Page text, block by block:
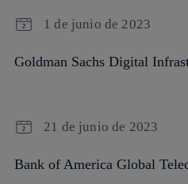
1 de junio de 2023
Goldman Sachs Digital
21 de junio de 2023
Bank of America Global